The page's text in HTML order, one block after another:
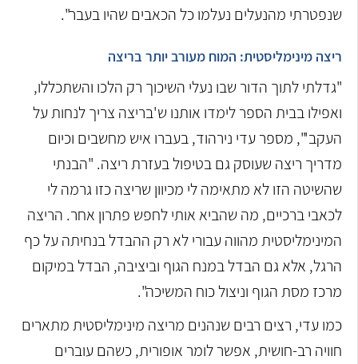
שנפטרתי מהנעלים נעלמו כל הכאבים שהיו בעבר".
ריצה מינימליסטית: המוח מעורב יותר בריצה
"גדלתי לתוך הדור שבו נעלי השיכוך רק הלכו והשתכללו,
ואפילו בבית הספר לימדו אותנו ש'בריצה צריך לנחות על
העקב'", מספר עדי נירהוד, בעברו איש מחשבים וכיום
מדריך ריצה שעוסק גם בטיפול בעזרת ריצה. "הבנתי
שהשיטה הזו לא מתאימה לי מכיוון שריצה כזו גרמה לי
לכאבי ברכיים, מה שהביא אותי לחפש פתרון אחר. הריצה
המינימליסטית מהווה עבורי לא רק ההבדל בנחיתה על כף
הרגל, אלא גם הבדל במנח הגוף וביציבה, הבדל במיקום
מרכז מסת הגוף וניצול כוח המשיכה".
כמו עדי, רצים רבים שנהנים מריצה מינימליסטית מתארים
חוויה רב-חושית, אפשר לומר אופורית, כשהם עוברים